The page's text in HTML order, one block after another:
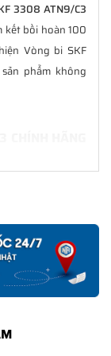
3308 ATN9/C3
kết bồi hoàn 100
Vòng bi SKF
phẩm không
HÃNG
C3 luôn là
chính hãng.
ATN9/C3
tiêu chuẩn bảo